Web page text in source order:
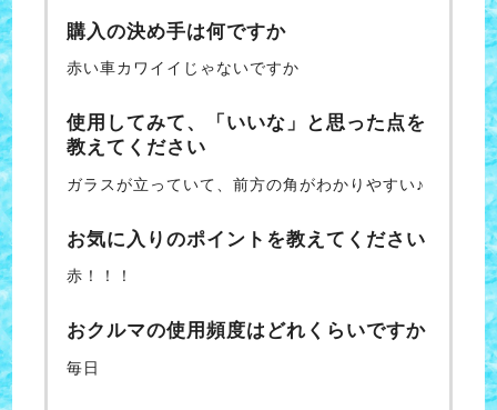
購入の決め手は何ですか
赤い車カワイイじゃないですか
使用してみて、「いいな」と思った点を
教えてください
ガラスが立っていて、前方の角がわかりやすい♪
お気に入りのポイントを教えてください
赤！！！
おクルマの使用頻度はどれくらいですか
毎日